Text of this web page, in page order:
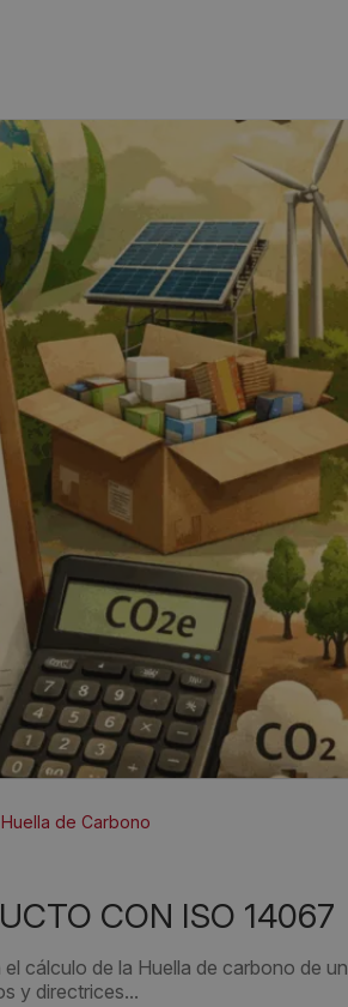
Huella de Carbono
CON ISO 14067
cálculo de la Huella de carbono de un
y directrices...